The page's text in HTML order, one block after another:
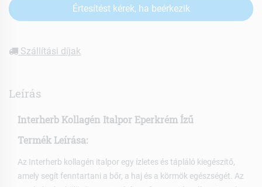
Értesítést kérek, ha beérkezik
Szállítási díjak
Leírás
Interherb Kollagén Italpor Eperkrém Ízű
Termék Leírása:
Az Interherb kollagén italpor egy ízletes és tápláló kiegészítő,
amely segít fenntartani a bőr, a haj és a körmök egészségét. Az